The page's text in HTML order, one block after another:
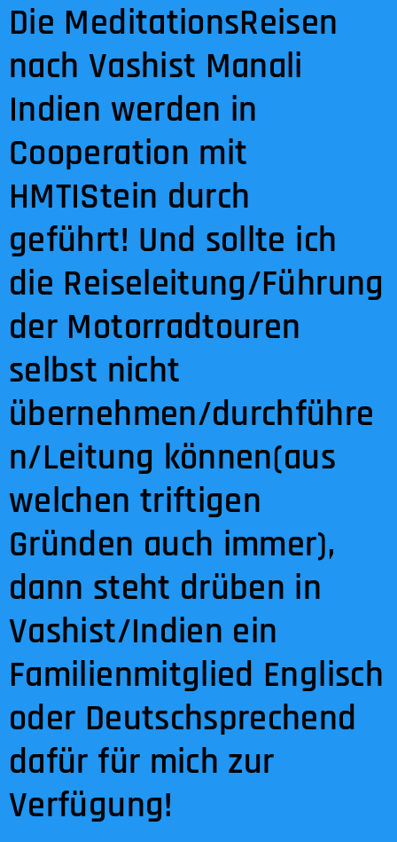
Die MeditationsReisen
nach Vashist Manali
Indien werden in
Cooperation mit
HMTIStein durch
geführt! Und sollte ich
die Reiseleitung/Führung
der Motorradtouren
selbst nicht
übernehmen/durchführe
n/Leitung können(aus
welchen triftigen
Gründen auch immer),
dann steht drüben in
Vashist/Indien ein
Familienmitglied Englisch
oder Deutschsprechend
dafür für mich zur
Verfügung!